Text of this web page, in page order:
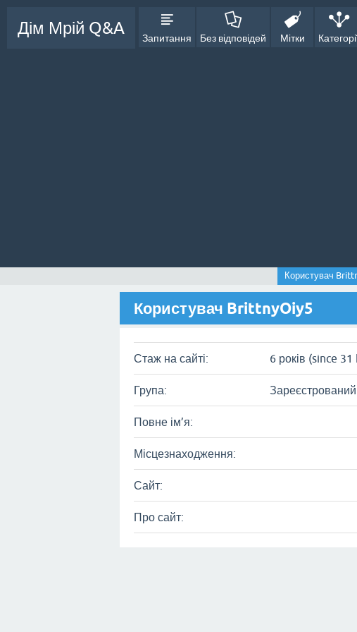
Дім Мрій Q&A
Запитання Без відповідей Мітки
Користувач
Користувач BrittnyOiy5
Стаж на сайті: 6 років (since 31
Група:
Повне ім’я:
Місцезнаходження:
Сайт:
Про сайт: